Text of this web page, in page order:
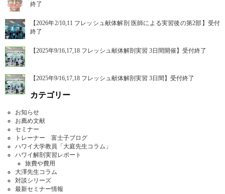
終了
【2026年2/10,11 フレッシュ献体解剖 医師による実習後の第2部】受付
終了
【2025年9/16,17,18 フレッシュ献体解剖実習 3日間開催】受付終了
【2025年9/16,17,18 フレッシュ献体解剖実習 3日間】受付終了
カテゴリー
お知らせ
お薦め文献
セミナー
トレーナー 富士子ブログ
ハワイ大学教員「大庭先生コラム」
ハワイ解剖実習レポート
旅費や費用
大澤先生コラム
対談シリーズ
最新セミナー情報